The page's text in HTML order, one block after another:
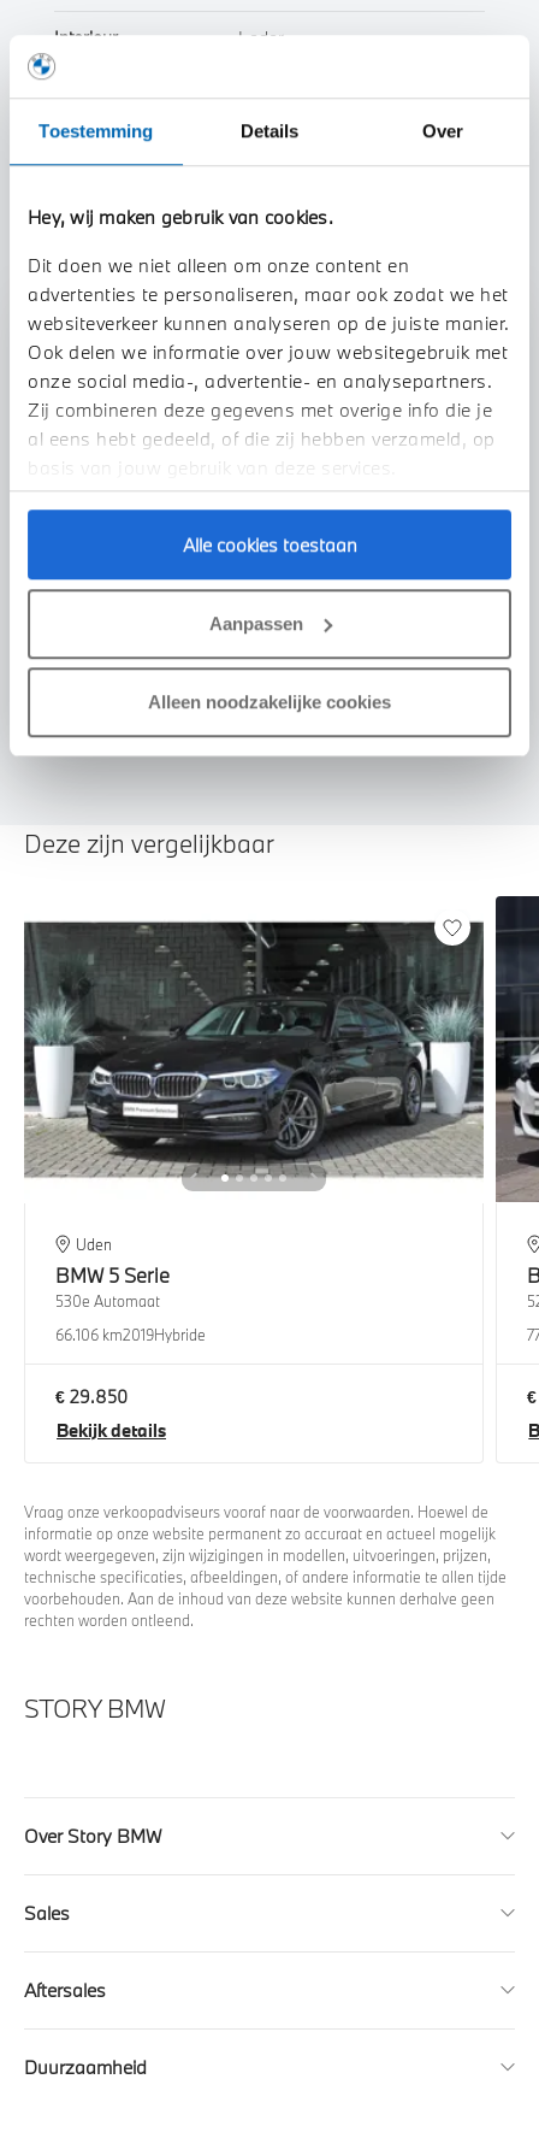
Toestemming Details Over
Hey, wij maken gebruik van cookies.
Dit doen we niet alleen om onze content en
advertenties te personaliseren, maar ook zodat we het
websiteverkeer kunnen analyseren op de juiste manier.
Ook delen we informatie over jouw websitegebruik met
onze social media-, advertentie- en analysepartners.
Zij combineren deze gegevens met overige info die je
al eens hebt gedeeld, of die zij hebben verzameld, op
basis van jouw gebruik van deze services.
Alle cookies toestaan
Aanpassen
Alleen noodzakelijke cookies
Stap 1 van 3
Uw auto inruilen?
Voorstel aanvragen
We verrekenen de waarde van uw auto
Interieur Leder
Deze zijn vergelijkbaar
Uden
BMW 5 Serie
530e Automaat
66.106 km2019Hybride
€ 29.850
Bekijk details
Vraag onze verkoopadviseurs vooraf naar de voorwaarden. Hoewel de
informatie op onze website permanent zo accuraat en actueel mogelijk
wordt weergegeven, zijn wijzigingen in modellen, uitvoeringen, prijzen,
technische specificaties, afbeeldingen, of andere informatie te allen tijde
voorbehouden. Aan de inhoud van deze website kunnen derhalve geen
rechten worden ontleend.
STORY BMW
Over Story BMW
Sales
Aftersales
Duurzaamheid